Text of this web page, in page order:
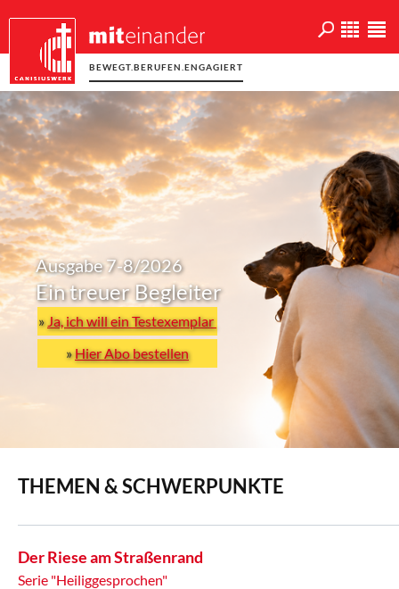
BEWEGT.BERUFEN.ENGAGIERT
Ausgabe 7-8/2026
Ein treuer Begleiter
»Ja, ich will ein Testexemplar
»Hier Abo bestellen
THEMEN & SCHWERPUNKTE
Der Riese am Straßenrand
Serie "Heiliggesprochen"